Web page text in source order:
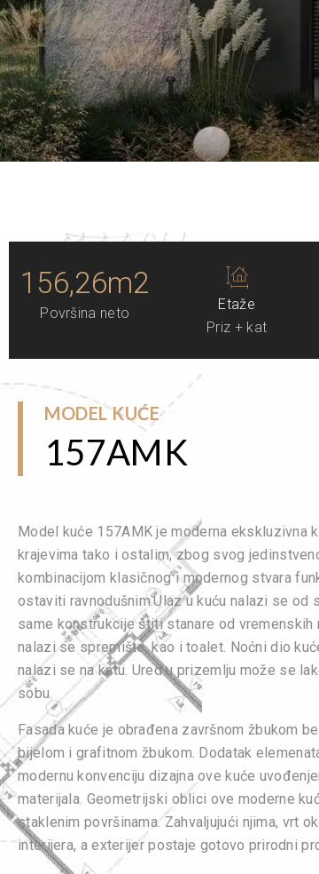
156,26m2
Površina neto
Etaže
Priz + kat
MODEL KUĆE
157AMK
Model kuće 157AMK je moderna ekskluzivna
krajevima tako i ostalim, zbog svog
kombinacijom klasičnog i modernog stvara
ostaviti ravnodušnim.Ulaz u kuću nalazi se od
same konstrukcije štiti stanare od vremenskih
nalazi se spremište, kao i toalet. Noćni dio
nalazi se na katu. Ured u prizemlju može se
sobu.
Fasada kuće je obrađena završnom žbukom
bijelom i grafitnom žbukom. Dodatak
modernu konvenciju dizajna ove kuće
materijala. Geometrijski oblici ove moderne
staklenim površinama. Zahvaljujući njima, vrt
interijera, a exterijer postaje gotovo prirodni